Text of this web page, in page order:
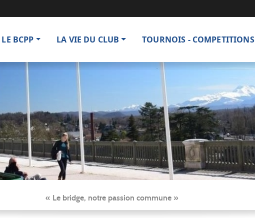
LE BCPP LA VIE DU CLUB TOURNOIS - COMPETITIONS
« Le bridge, notre passion commune »